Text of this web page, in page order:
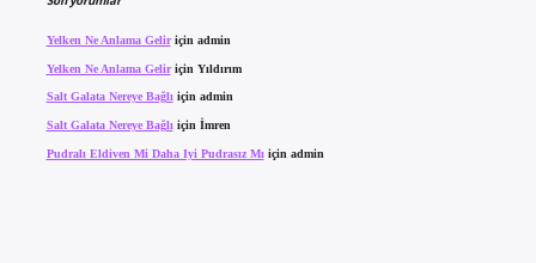
Yelken Ne Anlama Geliriçin admin
Yelken Ne Anlama Geliriçin Yıldırım
Salt Galata Nereye Bağlıiçin admin
Salt Galata Nereye Bağlı için İmren
Pudralı Eldiven Mi Daha Iyi Pudrasız Mı için admin